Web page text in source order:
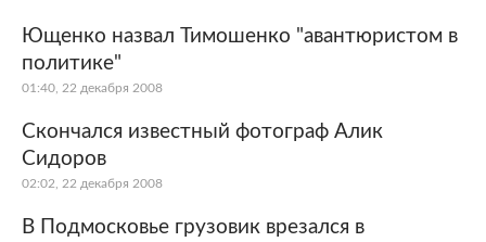
Экономика Силовые структуры
Наука и техника
Культура Интернет и СМИ
Ценности
Из жизни Среда обитания
Ющенко назвал Тимошенко "авантюристом в
политике"
01:40, 22 декабря 2008
Скончался известный фотограф Алик
Сидоров
02:02, 22 декабря 2008
В Подмосковье грузовик врезался в